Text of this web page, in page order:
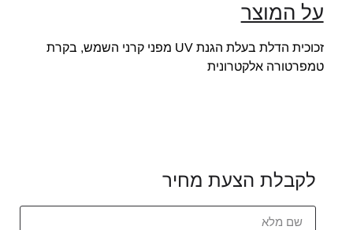
על המוצר
זכוכית הדלת בעלת הגנת UV מפני קרני השמש, בקרת
טמפרטורה אלקטרונית
לקבלת הצעת מחיר